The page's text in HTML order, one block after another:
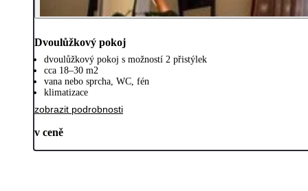
Dvoulůžkový pokoj
dvoulůžkový pokoj s možností 2 přistýlek
cca 18–30 m2
vana nebo sprcha, WC, fén
klimatizace
zobrazit podrobnosti
v ceně